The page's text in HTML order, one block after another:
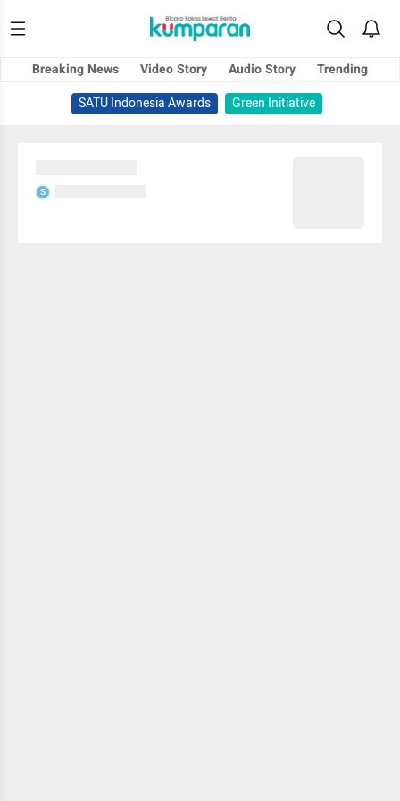
Breaking News Video Story Audio Story
Trending
SATU Indonesia Awards
Green Initiative
S